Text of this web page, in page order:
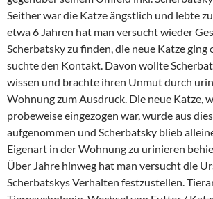
Seither war die Katze ängstlich und lebte
etwa 6 Jahren hat man versucht wieder
Scherbatsky zu finden, die neue Katze ging
suchte den Kontakt. Davon wollte
wissen und brachte ihren Unmut durch
Wohnung zum Ausdruck. Die neue Katze,
probeweise eingezogen war, wurde aus
aufgenommen und Scherbatsky blieb
Eigenart in der Wohnung zu urinieren
Über Jahre hinweg hat man versucht die
Scherbatskys Verhalten festzustellen.